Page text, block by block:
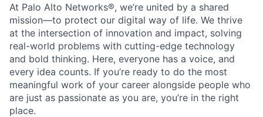
At Palo Alto Networks®, we’re united by a shared
mission—to protect our digital way of life. We thrive
at the intersection of innovation and impact, solving
real-world problems with cutting-edge technology
and bold thinking. Here, everyone has a voice, and
every idea counts. If you’re ready to do the most
meaningful work of your career alongside people who
are just as passionate as you are, you’re in the right
place.